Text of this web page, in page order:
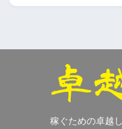
稼ぐための卓越